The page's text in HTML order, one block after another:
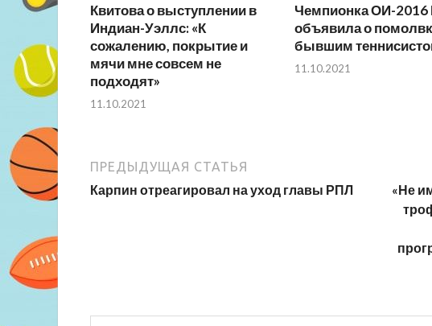
Квитова о выступлении в
Индиан-Уэллс: «К
сожалению, покрытие и
мячи мне совсем не
подходят»
11.10.2021
Чемпионка ОИ-2016
объявила о
бывшим
11.10.2021
ПРЕДЫДУЩАЯ СТАТЬЯ
Карпин отреагировал на уход главы РПЛ
«Не